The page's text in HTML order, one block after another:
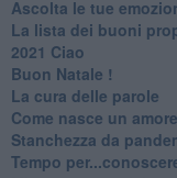
​Ascolta le tue
​La lista dei buoni
2021 Ciao
Buon Natale !
​La cura delle parole
​Come nasce un amore
Stanchezza da
​Tempo